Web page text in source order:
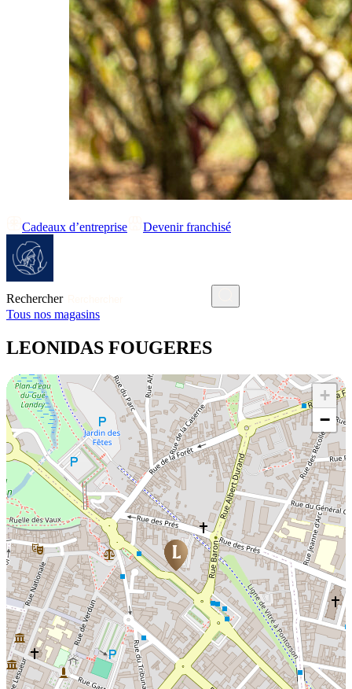
Cadeaux d’entreprise Devenir franchisé
Rechercher
Tous nos magasins
LEONIDAS FOUGERES
+
−